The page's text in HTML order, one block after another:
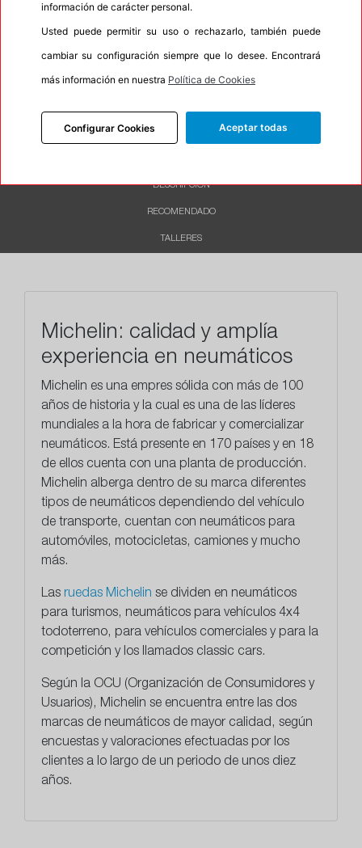
100%
Carretera Campo
Etiqueta energética Información Eprel
DESCRIPCIÓN
RECOMENDADO
TALLERES
Michelin: calidad y amplía
experiencia en neumáticos
Michelin es una empres sólida con más de 100
años de historia y la cual es una de las líderes
mundiales a la hora de fabricar y comercializar
neumáticos. Está presente en 170 países y en 18
de ellos cuenta con una planta de producción.
Michelin alberga dentro de su marca diferentes
tipos de neumáticos dependiendo del vehículo
de transporte, cuentan con neumáticos para
automóviles, motocicletas, camiones y mucho
más.
Las ruedas Michelin se dividen en neumáticos
para turismos, neumáticos para vehículos 4x4
todoterreno, para vehículos comerciales y para la
competición y los llamados classic cars.
Según la OCU (Organización de Consumidores y
Usuarios), Michelin se encuentra entre las dos
marcas de neumáticos de mayor calidad, según
encuestas y valoraciones efectuadas por los
clientes a lo largo de un periodo de unos diez
años.
información de carácter personal.
Usted puede permitir su uso o rechazarlo, también puede
cambiar su configuración siempre que lo desee. Encontrará
más información en nuestra Política de Cookies
Configurar Cookies Aceptar todas